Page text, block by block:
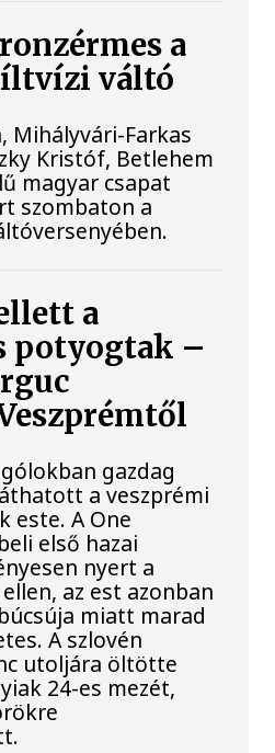
a
váltó
Mihályvári-Farkas
Kristóf, Betlehem
magyar csapat
szombaton a
a
potyogtak –
gazdag
a veszprémi
este. A One
első hazai
nyert a
az est azonban
miatt marad
A szlovén
utoljára öltötte
24-es mezét,